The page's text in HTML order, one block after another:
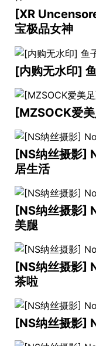
[XR
宝极品女神
[内购无水印]
[MZSOCK爱
[NS纳丝摄影]
居生活
[NS纳丝摄影]
美腿
[NS纳丝摄影]
茶啦
[NS纳丝摄影]